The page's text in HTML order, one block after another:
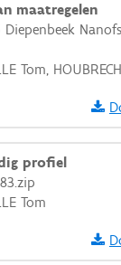
in grijswaarden
maatregelen
Diepenbeek
Tom,
profiel
Tom